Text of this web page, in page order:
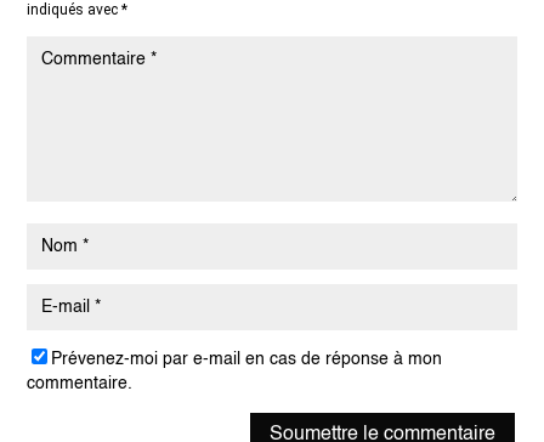
indiqués avec*
Prévenez-moi par e-mail en cas de réponse à mon
commentaire.
Soumettre le commentaire